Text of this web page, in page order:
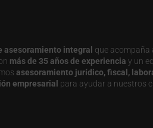
asesoramiento integral que acompaña
más de 35 años de experiencia y un
asesoramiento jurídico, fiscal,
empresarial para ayudar a nuestros